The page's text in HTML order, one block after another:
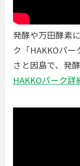
発酵や万田酵素
ク「HAKKOパ
さと因島で、発
HAKKOパーク詳